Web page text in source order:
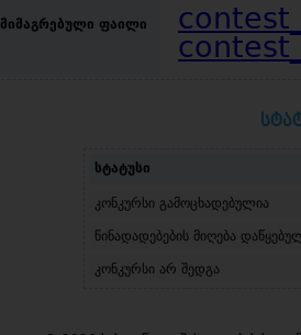
მიმაგრებული ფაილი
სტატუსი
კონკურსი გამოცხადებულია
წინადადებების მიღება
კონკურსი არ შედგა